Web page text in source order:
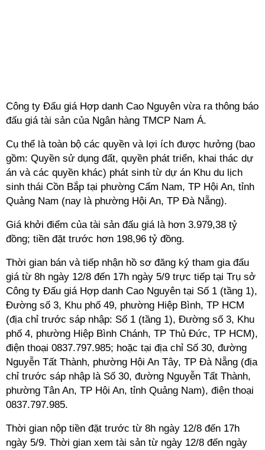
Công ty Đấu giá Hợp danh Cao Nguyên vừa ra thông báo
đấu giá tài sản của Ngân hàng TMCP Nam Á.
Cụ thể là toàn bộ các quyền và lợi ích được hưởng (bao
gồm: Quyền sử dụng đất, quyền phát triển, khai thác dự
án và các quyền khác) phát sinh từ dự án Khu du lịch
sinh thái Cồn Bắp tại phường Cẩm Nam, TP Hội An, tỉnh
Quảng Nam (nay là phường Hội An, TP Đà Nẵng).
Giá khởi điểm của tài sản đấu giá là hơn 3.979,38 tỷ
đồng; tiền đặt trước hơn 198,96 tỷ đồng.
Thời gian bán và tiếp nhận hồ sơ đăng ký tham gia đấu
giá từ 8h ngày 12/8 đến 17h ngày 5/9 trực tiếp tại Trụ sở
Công ty Đấu giá Hợp danh Cao Nguyên tại Số 1 (tầng 1),
Đường số 3, Khu phố 49, phường Hiệp Bình, TP HCM
(địa chỉ trước sáp nhập: Số 1 (tầng 1), Đường số 3, Khu
phố 4, phường Hiệp Bình Chánh, TP Thủ Đức, TP HCM),
điện thoại 0837.797.985; hoặc tại địa chỉ Số 30, đường
Nguyễn Tất Thành, phường Hội An Tây, TP Đà Nẵng (địa
chỉ trước sáp nhập là Số 30, đường Nguyễn Tất Thành,
phường Tân An, TP Hội An, tỉnh Quảng Nam), điện thoại
0837.797.985.
Thời gian nộp tiền đặt trước từ 8h ngày 12/8 đến 17h
ngày 5/9. Thời gian xem tài sản từ ngày 12/8 đến ngày